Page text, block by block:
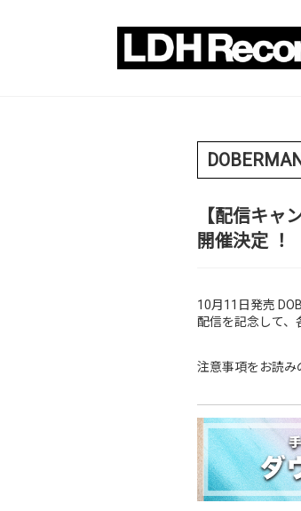
【配信キャ
開催決定 ！
10月11日発売
配信を記念して、
注意事項をお読み